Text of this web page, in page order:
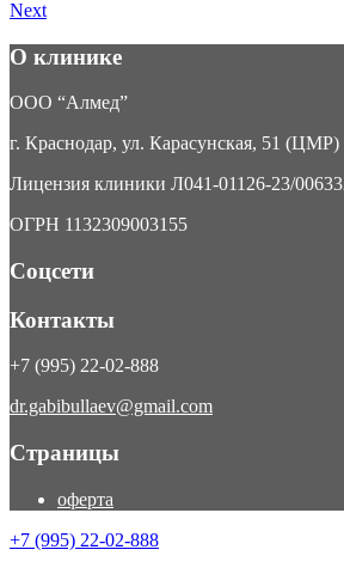
Next
О клинике
ООО “Алмед”
г. Краснодар, ул. Карасунская, 51 (ЦМР)
Лицензия клиники Л041-01126-23/
ОГРН 1132309003155
Соцсети
Контакты
+7 (995) 22-02-888
dr.gabibullaev@gmail.com
Страницы
оферта
+7 (995) 22-02-888